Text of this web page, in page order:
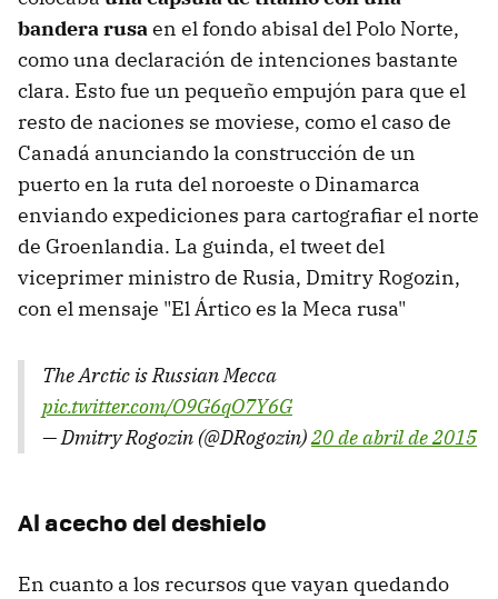
bandera rusaen el fondo abisal del Polo Norte,
como una declaración de intenciones bastante
clara. Esto fue un pequeño empujón para que el
resto de naciones se moviese, como el caso de
Canadá anunciando la construcción de un
puerto en la ruta del noroeste o Dinamarca
enviando expediciones para cartografiar el norte
de Groenlandia. La guinda, el tweet del
viceprimer ministro de Rusia, Dmitry Rogozin,
con el mensaje "El Ártico es la Meca rusa"
The Arctic is Russian Mecca
pic.twitter.com/O9G6qO7Y6G
— Dmitry Rogozin (@DRogozin)20 de abril de 2015
Al acecho del deshielo
En cuanto a los recursos que vayan quedando